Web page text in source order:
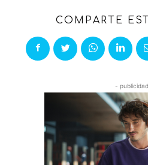
COMPARTE
-